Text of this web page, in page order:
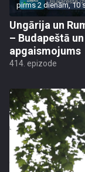
pirms 2 dienām, 10
Ungārija un
– Budapeštā
apgaismojums
414. epizode